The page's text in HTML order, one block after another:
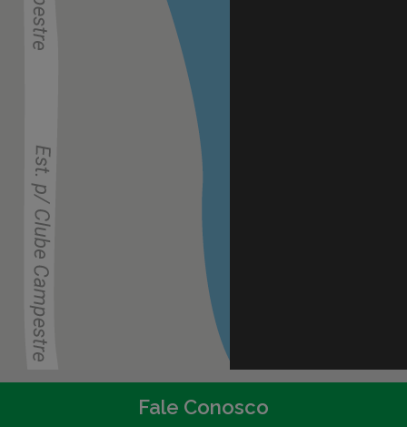
Fale Conosco